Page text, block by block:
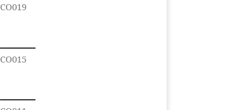
CO019
CO015